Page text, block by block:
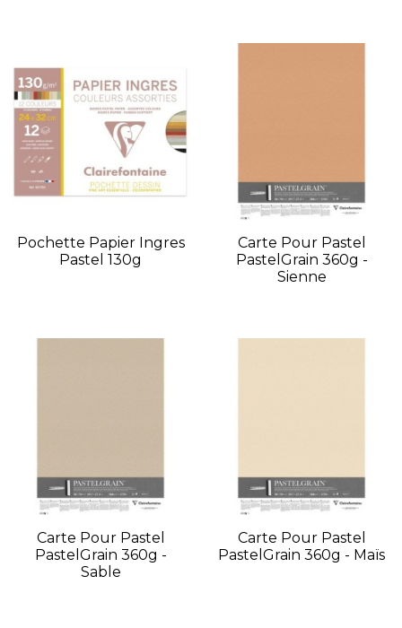
Pochette Papier Ingres
Pastel 130g
Carte Pour Pastel
PastelGrain 360g -
Sienne
Carte Pour Pastel
PastelGrain 360g -
Sable
Carte Pour Pastel
PastelGrain 360g - Maïs